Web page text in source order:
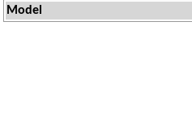
Model